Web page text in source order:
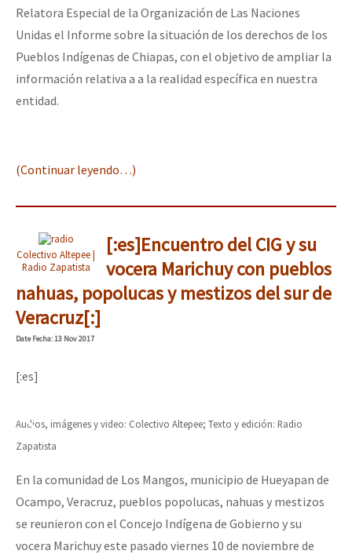
Relatora Especial de la Organización de Las Naciones
Unidas el Informe sobre la situación de los derechos de los
Pueblos Indígenas de Chiapas, con el objetivo de ampliar la
información relativa a a la realidad específica en nuestra
entidad.
(Continuar leyendo…)
Colectivo Altepee |
Radio Zapatista
[:es]Encuentro del CIG y su
vocera Marichuy con pueblos
nahuas, popolucas y mestizos del sur de
Veracruz[:]
DateFecha: 13 Nov 2017
[:es]
Audios, imágenes y video: Colectivo Altepee; Texto y edición: Radio
Zapatista
En la comunidad de Los Mangos, municipio de Hueyapan de
Ocampo, Veracruz, pueblos popolucas, nahuas y mestizos
se reunieron con el Concejo Indígena de Gobierno y su
vocera Marichuy este pasado viernes 10 de noviembre de